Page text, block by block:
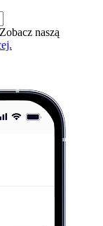
naszą